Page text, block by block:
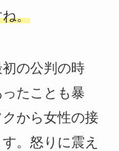
。
の公判の時
たことも暴
から女性の接
。怒りに震え